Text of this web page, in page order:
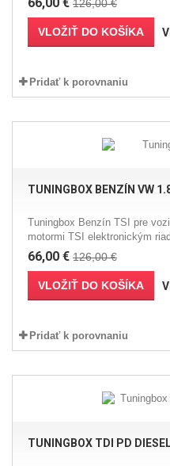
126,00 €
VLOŽIŤ DO KOŠÍKA
Pridať k porovnaniu
TUNINGBOX BENZÍN VW
Tuningbox Benzín TSI pre
motormi TSI elektronickým
66,00 € 126,00 €
VLOŽIŤ DO KOŠÍKA
Pridať k porovnaniu
TUNINGBOX TDI PD